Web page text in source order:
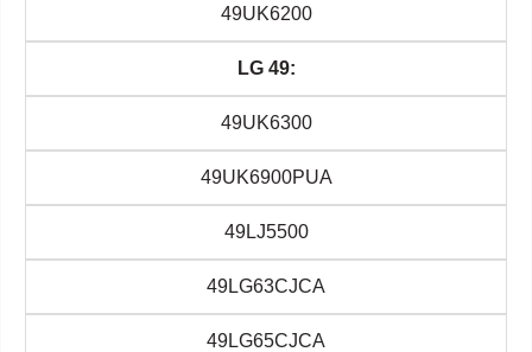
49UK6200
LG 49:
49UK6300
49UK6900PUA
49LJ5500
49LG63CJCA
49LG65CJCA